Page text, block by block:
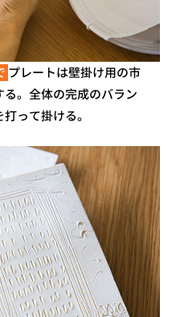
プレートは壁掛け用の市
。全体の完成のバラン
って掛ける。